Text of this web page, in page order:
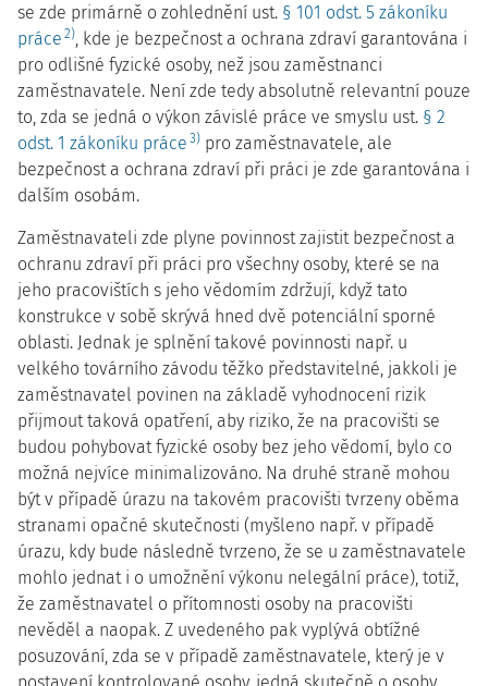
se zde primárně o zohlednění ust. § 101 odst. 5 zákoníku
práce 2), kde je bezpečnost a ochrana zdraví garantována i
pro odlišné fyzické osoby, než jsou zaměstnanci
zaměstnavatele. Není zde tedy absolutně relevantní pouze
to, zda se jedná o výkon závislé práce ve smyslu ust. § 2
odst. 1 zákoníku práce 3) pro zaměstnavatele, ale
bezpečnost a ochrana zdraví při práci je zde garantována i
dalším osobám.
Zaměstnavateli zde plyne povinnost zajistit bezpečnost a
ochranu zdraví při práci pro všechny osoby, které se na
jeho pracovištích s jeho vědomím zdržují, když tato
konstrukce v sobě skrývá hned dvě potenciální sporné
oblasti. Jednak je splnění takové povinnosti např. u
velkého továrního závodu těžko představitelné, jakkoli je
zaměstnavatel povinen na základě vyhodnocení rizik
přijmout taková opatření, aby riziko, že na pracovišti se
budou pohybovat fyzické osoby bez jeho vědomí, bylo co
možná nejvíce minimalizováno. Na druhé straně mohou
být v případě úrazu na takovém pracovišti tvrzeny oběma
stranami opačné skutečnosti (myšleno např. v případě
úrazu, kdy bude následně tvrzeno, že se u zaměstnavatele
mohlo jednat i o umožnění výkonu nelegální práce), totiž,
že zaměstnavatel o přítomnosti osoby na pracovišti
nevěděl a naopak. Z uvedeného pak vyplývá obtížné
posuzování, zda se v případě zaměstnavatele, který je v